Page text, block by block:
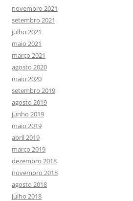
novembro 2021
setembro 2021
julho 2021
maio 2021
março 2021
agosto 2020
maio 2020
setembro 2019
agosto 2019
junho 2019
maio 2019
abril 2019
março 2019
dezembro 2018
novembro 2018
agosto 2018
julho 2018